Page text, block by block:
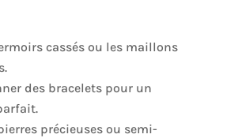
cassés ou les maillons
des bracelets pour un
précieuses ou semi-